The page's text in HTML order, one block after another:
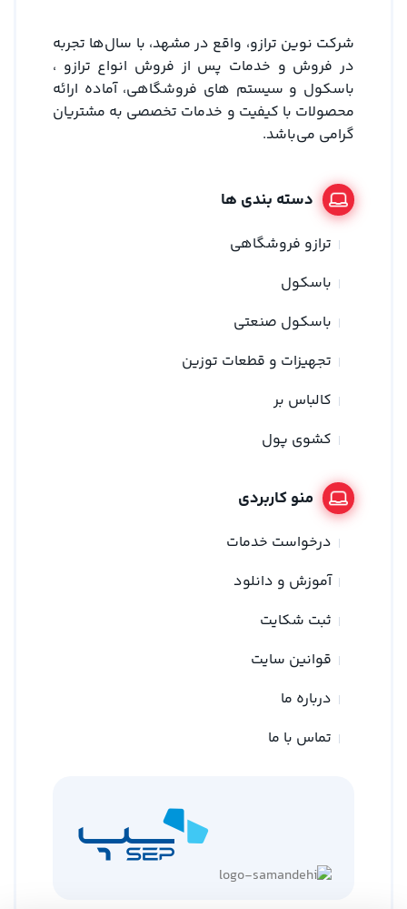
شرکت نوین ترازو، واقع در مشهد، با سال‌ها تجربه
در فروش و خدمات پس از فروش انواع ترازو ،
باسکول و سیستم های فروشگاهی، آماده ارائه
محصولات با کیفیت و خدمات تخصصی به مشتریان
گرامی می‌باشد.
دسته بندی ها
ترازو فروشگاهی
باسکول
باسکول صنعتی
تجهیزات و قطعات توزین
کالباس بر
کشوی پول
منو کاربردی
درخواست خدمات
آموزش و دانلود
ثبت شکایت
قوانین سایت
درباره ما
تماس با ما